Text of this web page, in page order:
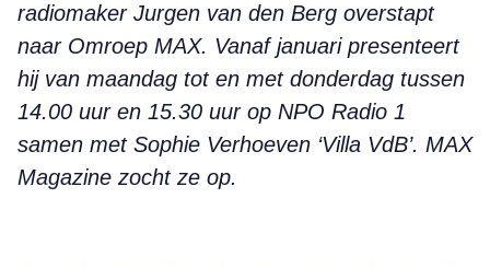
radiomaker Jurgen van den Berg overstapt
naar Omroep MAX. Vanaf januari presenteert
hij van maandag tot en met donderdag tussen
14.00 uur en 15.30 uur op NPO Radio 1
samen met Sophie Verhoeven ‘Villa VdB’. MAX
Magazine zocht ze op.